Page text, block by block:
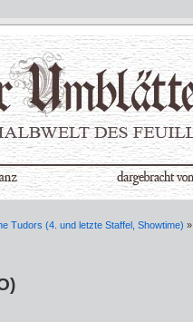
Tudors (4. und letzte Staffel, Showtime) »